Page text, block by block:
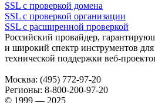
SSL с проверкой домена
SSL с проверкой организации
SSL с расширенной проверкой
Российский провайдер,
и широкий спектр инструментов
технической поддержки веб-
Москва: (495) 772-97-20
Регионы: 8-800-200-97-20
© 1999 — 2025